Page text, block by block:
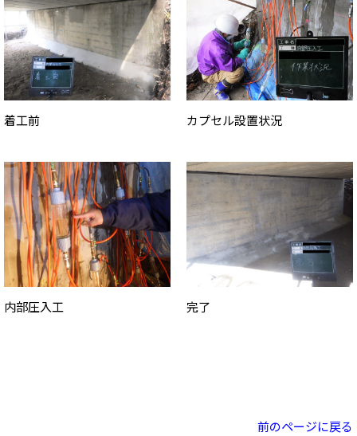
着工前 カプセル設置状況
内部圧入工 完了
前のページに戻る